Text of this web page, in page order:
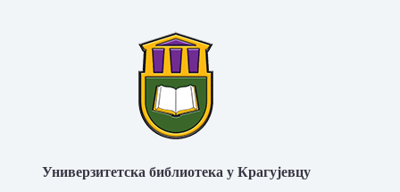
Универзитетска библиотека у Крагујевцу